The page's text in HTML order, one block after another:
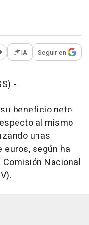
opciones para
IA Seguir en
-
beneficio neto
al mismo
unas
euros, según ha
Nacional